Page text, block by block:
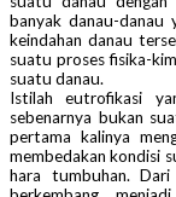
banyak danau-danau
keindahan danau
suatu proses fisika-
suatu danau.
Istilah eutrofikasi
sebenarnya bukan
pertama kalinya
membedakan kondisi
hara tumbuhan.